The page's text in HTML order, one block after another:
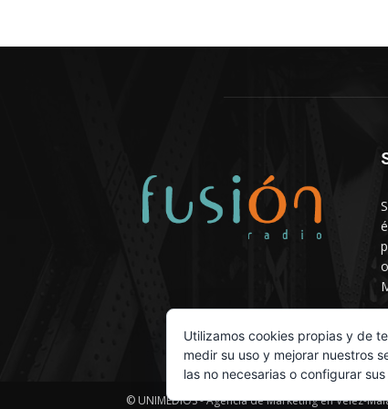
© UNIMEDIOS - Agencia de Marketing en Vélez-
Utilizamos cookies propias y de
medir su uso y mejorar nuestros
las no necesarias o configurar